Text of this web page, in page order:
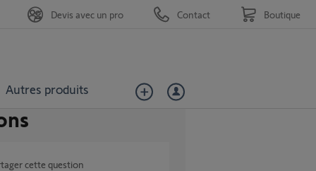
Autres produits
Devis avec un pro Contact Boutique
cette question